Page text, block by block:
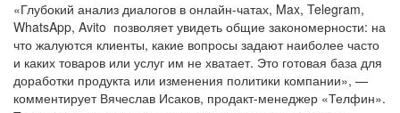
«Глубокий анализ диалогов в онлайн-чатах, Max, Telegram,
WhatsApp, Avito позволяет увидеть общие закономерности: на
что жалуются клиенты, какие вопросы задают наиболее часто
и каких товаров или услуг им не хватает. Это готовая база для
доработки продукта или изменения политики компании», —
комментирует Вячеслав Исаков, продакт-менеджер «Телфин».